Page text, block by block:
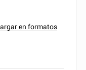
en formatos